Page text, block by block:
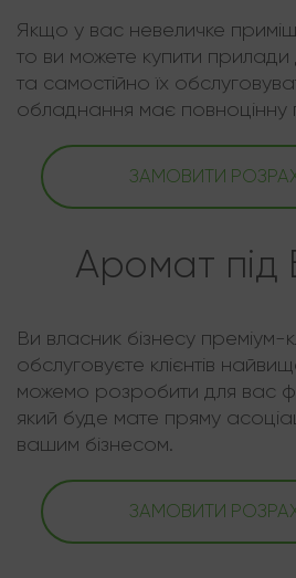
Якщо у вас невеличке
то ви можете купити прилади
та самостійно їх
обладнання має повноцінну
ЗАМОВИТИ
Аромат під
Ви власник бізнесу преміум-
обслуговуєте клієнтів
можемо розробити для вас
який буде мате пряму
вашим бізнесом.
ЗАМОВИТИ